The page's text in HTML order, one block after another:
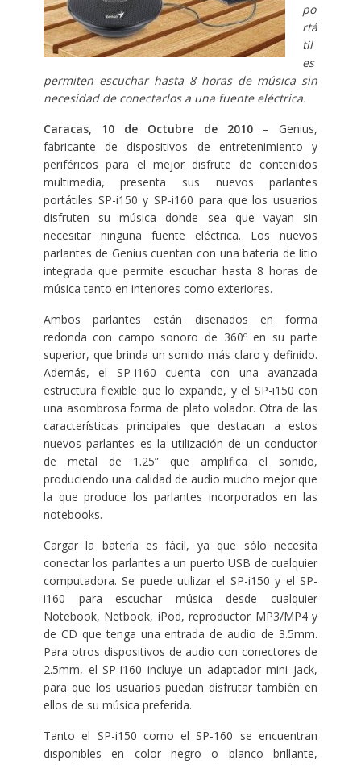
po
rtá
til
es
permiten escuchar hasta 8 horas de música sin
necesidad de conectarlos a una fuente eléctrica.
Caracas, 10 de Octubre de 2010– Genius,
fabricante de dispositivos de entretenimiento y
periféricos para el mejor disfrute de contenidos
multimedia, presenta sus nuevos parlantes
portátiles SP-i150 y SP-i160 para que los usuarios
disfruten su música donde sea que vayan sin
necesitar ninguna fuente eléctrica. Los nuevos
parlantes de Genius cuentan con una batería de litio
integrada que permite escuchar hasta 8 horas de
música tanto en interiores como exteriores.
Ambos parlantes están diseñados en forma
redonda con campo sonoro de 360º en su parte
superior, que brinda un sonido más claro y definido.
Además, el SP-i160 cuenta con una avanzada
estructura flexible que lo expande, y el SP-i150 con
una asombrosa forma de plato volador. Otra de las
características principales que destacan a estos
nuevos parlantes es la utilización de un conductor
de metal de 1.25” que amplifica el sonido,
produciendo una calidad de audio mucho mejor que
la que produce los parlantes incorporados en las
notebooks.
Cargar la batería es fácil, ya que sólo necesita
conectar los parlantes a un puerto USB de cualquier
computadora. Se puede utilizar el SP-i150 y el SP-
i160 para escuchar música desde cualquier
Notebook, Netbook, iPod, reproductor MP3/MP4 y
de CD que tenga una entrada de audio de 3.5mm.
Para otros dispositivos de audio con conectores de
2.5mm, el SP-i160 incluye un adaptador mini jack,
para que los usuarios puedan disfrutar también en
ellos de su música preferida.
Tanto el SP-i150 como el SP-160 se encuentran
disponibles en color negro o blanco brillante,